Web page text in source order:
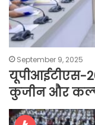
September 9, 2025
यूपीआईटीएस-
कुजीन और